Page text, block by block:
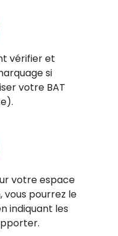
vérifier et
si
votre BAT
votre espace
vous pourrez le
indiquant les